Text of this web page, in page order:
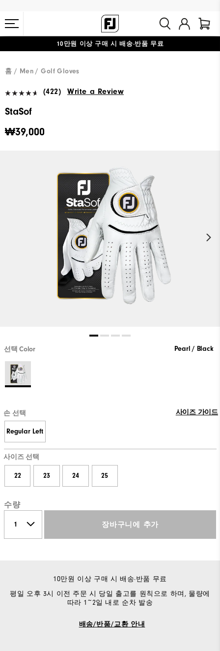
10만원 이상 구매 시 배송·반품 무료
홈 Men Golf Gloves
(422) Write a Review
StaSof
₩39,000
선택 Color Pearl / Black
손 선택 사이즈 가이드
Regular Left
사이즈 선택
22 23 24 25
수량
장바구니에 추가
10만원 이상 구매 시 배송·반품 무료
평일 오후 3시 이전 주문 시 당일 출고를 원칙으로 하며, 물량에
따라 1~2일 내로 순차 발송
배송/반품/교환 안내